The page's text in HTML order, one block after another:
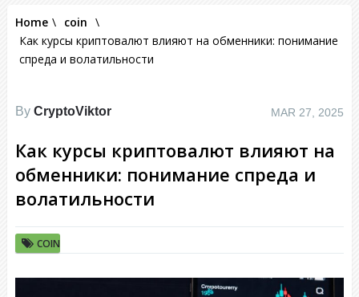
Home \ coin \
Как курсы криптовалют влияют на обменники: понимание
спреда и волатильности
By CryptoViktor MAR 27, 2025
Как курсы криптовалют влияют на
обменники: понимание спреда и
волатильности
COIN